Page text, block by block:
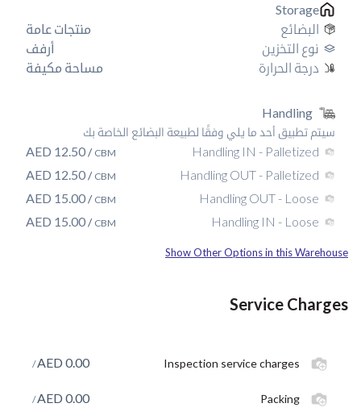
Storage
البضائع
منتجات عامة
نوع التخزين
أرفف
درجة الحرارة
مساحة مكيفة
Handling
سيتم تطبيق أحد ما يلي وفقًا لطبيعة البضائع الخاصة بك
Handling IN - Palletized
AED 12.50/ CBM
Handling OUT - Palletized
AED 12.50/ CBM
Handling OUT - Loose
AED 15.00/ CBM
Handling IN - Loose
AED 15.00/ CBM
Show Other Options in this Warehouse
Service Charges
Inspection service charges
AED0.00
/
Packing
AED0.00
/